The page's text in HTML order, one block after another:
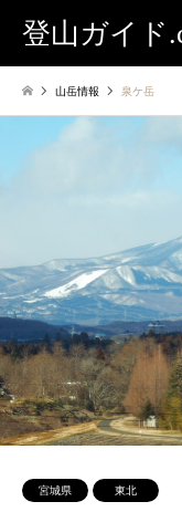
登山ガイド
山岳情報 泉ケ岳
宮城県 東北